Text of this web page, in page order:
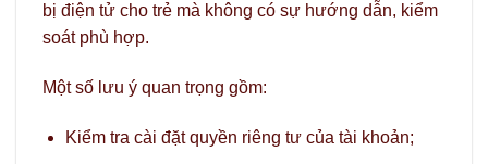
bị điện tử cho trẻ mà không có sự hướng dẫn, kiểm
soát phù hợp.
Một số lưu ý quan trọng gồm:
Kiểm tra cài đặt quyền riêng tư của tài khoản;